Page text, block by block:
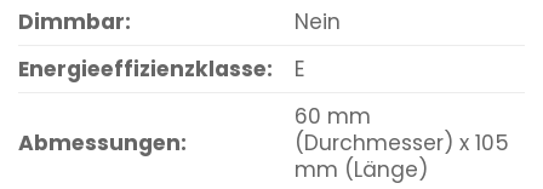
Dimmbar:
Nein
Energieeffizienzklasse:
E
Abmessungen:
60 mm
(Durchmesser) x 105
mm (Länge)